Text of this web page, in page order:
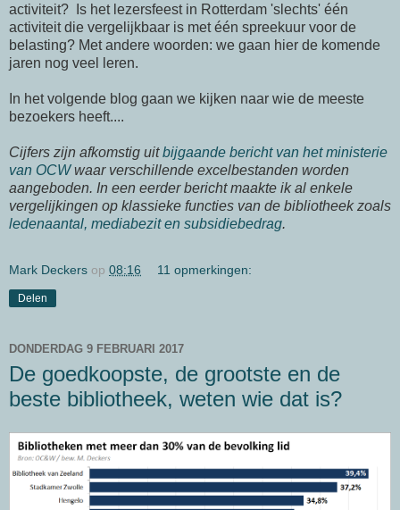
activiteit? Is het lezersfeest in Rotterdam 'slechts' één
activiteit die vergelijkbaar is met één spreekuur voor de
belasting? Met andere woorden: we gaan hier de komende
jaren nog veel leren.
In het volgende blog gaan we kijken naar wie de meeste
bezoekers heeft....
Cijfers zijn afkomstig uitbijgaande bericht van het ministerie
van OCWwaar verschillende excelbestanden worden
aangeboden. In een eerder bericht maakte ik al enkele
vergelijkingen op klassieke functies van de bibliotheek zoals
ledenaantal, mediabezit en subsidiebedrag.
Mark Deckers op 08:16 11 opmerkingen:
Delen
DONDERDAG 9 FEBRUARI 2017
De goedkoopste, de grootste en de
beste bibliotheek, weten wie dat is?